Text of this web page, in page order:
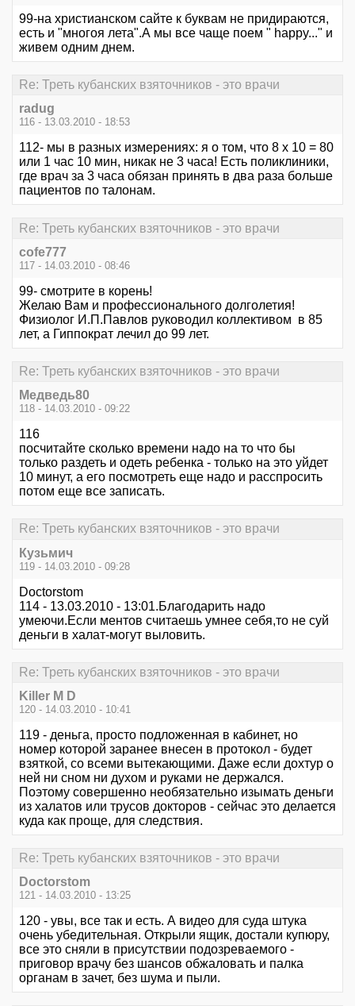
99-на христианском сайте к буквам не придираются,
есть и "многоя лета".А мы все чаще поем " happy..." и
живем одним днем.
Re: Треть кубанских взяточников - это врачи
radug
116 - 13.03.2010 - 18:53
112- мы в разных измерениях: я о том, что 8 x 10 = 80
или 1 час 10 мин, никак не 3 часа! Есть поликлиники,
где врач за 3 часа обязан принять в два раза больше
пациентов по талонам.
Re: Треть кубанских взяточников - это врачи
cofe777
117 - 14.03.2010 - 08:46
99- смотрите в корень!
Желаю Вам и профессионального долголетия!
Физиолог И.П.Павлов руководил коллективом в 85
лет, а Гиппократ лечил до 99 лет.
Re: Треть кубанских взяточников - это врачи
Медведь80
118 - 14.03.2010 - 09:22
116
посчитайте сколько времени надо на то что бы
только раздеть и одеть ребенка - только на это уйдет
10 минут, а его посмотреть еще надо и расспросить
потом еще все записать.
Re: Треть кубанских взяточников - это врачи
Кузьмич
119 - 14.03.2010 - 09:28
Doctorstom
114 - 13.03.2010 - 13:01.Благодарить надо
умеючи.Если ментов считаешь умнее себя,то не суй
деньги в халат-могут выловить.
Re: Треть кубанских взяточников - это врачи
Killer M D
120 - 14.03.2010 - 10:41
119 - деньга, просто подложенная в кабинет, но
номер которой заранее внесен в протокол - будет
взяткой, со всеми вытекающими. Даже если дохтур о
ней ни сном ни духом и руками не держался.
Поэтому совершенно необязательно изымать деньги
из халатов или трусов докторов - сейчас это делается
куда как проще, для следствия.
Re: Треть кубанских взяточников - это врачи
Doctorstom
121 - 14.03.2010 - 13:25
120 - увы, все так и есть. А видео для суда штука
очень убедительная. Открыли ящик, достали купюру,
все это сняли в присутствии подозреваемого -
приговор врачу без шансов обжаловать и палка
органам в зачет, без шума и пыли.